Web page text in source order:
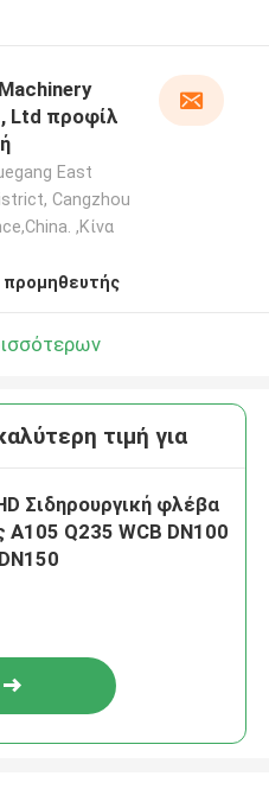
Ltd προφίλ
East
Cangzhou
,Κίνα
προμηθευτής
τιμή για
Σιδηρουργική φλέβα
A105 Q235 WCB DN100